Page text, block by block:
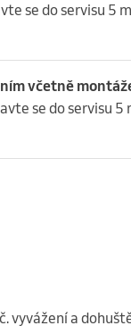
se do servisu 5
včetně
se do servisu
vyvážení a